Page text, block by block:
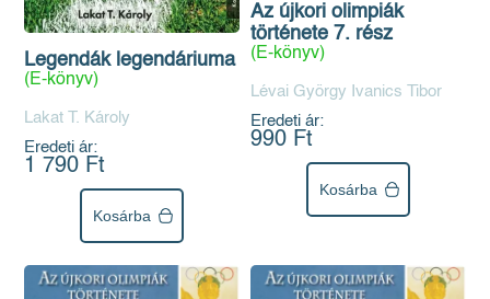
Legendák legendáriuma
(E-könyv)
Lakat T. Károly
Eredeti ár:
1 790 Ft
Kosárba
Az újkori olimpiák
története 7. rész
(E-könyv)
Lévai György Ivanics Tibor
Eredeti ár:
990 Ft
Kosárba